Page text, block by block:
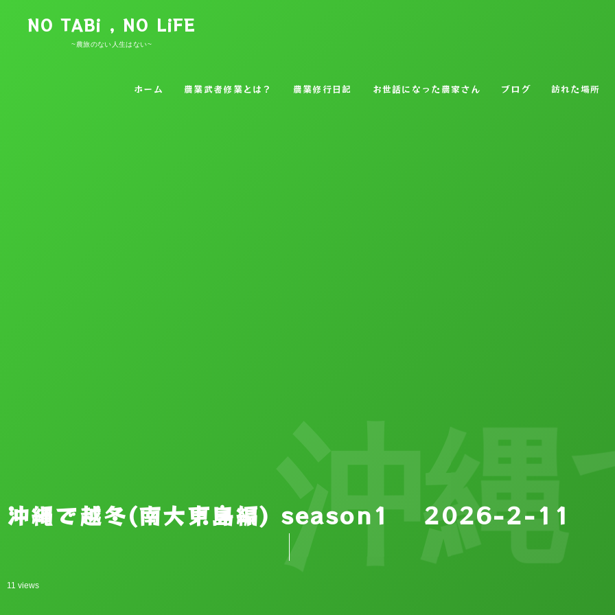
NO TABi , NO LiFE
~農旅のない人生はない~
ホーム 農業武者修業とは？ 農業修行日記 お世話になった農家さん ブログ 訪れた場所
沖縄で越冬(南大東島編) season1 2026-2-11
11 views
沖縄で